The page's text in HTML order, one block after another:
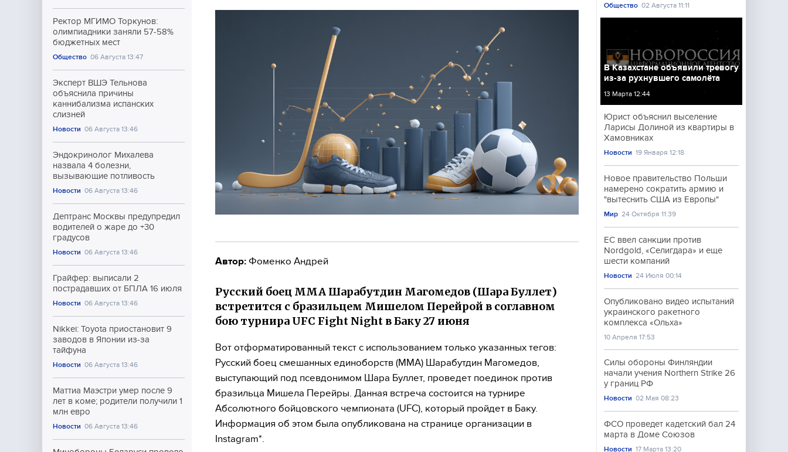
Ректор МГИМО Торкунов:
олимпиадники заняли 57-58%
бюджетных мест
Общество 06 Августа 13:47
Эксперт ВШЭ Тельнова
объяснила причины
каннибализма испанских
слизней
Новости 06 Августа 13:46
Эндокринолог Михалева
назвала 4 болезни,
вызывающие потливость
Новости 06 Августа 13:46
Дептранс Москвы предупредил
водителей о жаре до +30
градусов
Новости 06 Августа 13:46
Грайфер: выписали 2
пострадавших от БПЛА 16 июля
Новости 06 Августа 13:46
Nikkei: Toyota приостановит 9
заводов в Японии из-за
тайфуна
Новости 06 Августа 13:46
Маттиа Маэстри умер после 9
лет в коме; родители получили 1
млн евро
Новости 06 Августа 13:46
Автор: Фоменко Андрей
Русский боец ММА Шарабутдин Магомедов (Шара Буллет)
встретится с бразильцем Мишелом Перейрой в соглавном
бою турнира UFC Fight Night в Баку 27 июня
Вот отформатированный текст с использованием только указанных тегов:
Русский боец смешанных единоборств (ММА) Шарабутдин Магомедов,
выступающий под псевдонимом Шара Буллет, проведет поединок против
бразильца Мишела Перейры. Данная встреча состоится на турнире
Абсолютного бойцовского чемпионата (UFC), который пройдет в Баку.
Информация об этом была опубликована на странице организации в
Instagram*.
Общество 02 Августа 11:11
В Казахстане объявили тревогу
из-за рухнувшего самолёта
13 Марта 12:44
Юрист объяснил выселение
Ларисы Долиной из квартиры в
Хамовниках
Новости 19 Января 12:18
Новое правительство Польши
намерено сократить армию и
"вытеснить США из Европы"
Мир 24 Октября 11:39
ЕС ввел санкции против
Nordgold, «Селигдара» и еще
шести компаний
Новости 24 Июля 00:14
Опубликовано видео испытаний
украинского ракетного
комплекса «Ольха»
10 Апреля 17:53
Силы обороны Финляндии
начали учения Northern Strike 26
у границ РФ
Новости 02 Мая 08:23
ФСО проведет кадетский бал 24
марта в Доме Союзов
Новости 17 Марта 13:20